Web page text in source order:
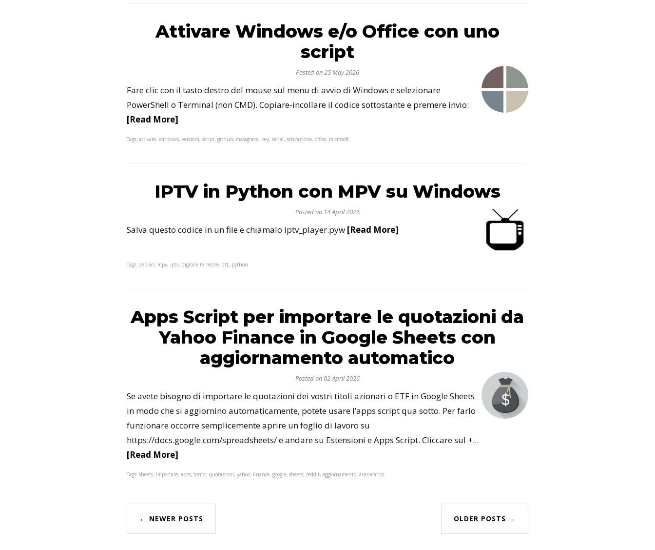
Attivare Windows e/o Office con uno
script
Posted on 25 May 2026
Fare clic con il tasto destro del mouse sul menu di avvio di Windows e selezionare
PowerShell o Terminal (non CMD). Copiare-incollare il codice sottostante e premere invio:
[Read More]
Tags: attivare, windows, versioni, script, github, massgrave, key, serial, attivazione, office, microsoft
IPTV in Python con MPV su Windows
Posted on 14 April 2026
Salva questo codice in un file e chiamalo iptv_player.pyw [Read More]
Tags: debian, mpv, iptv, digitale terrestre, dtt, python
Apps Script per importare le quotazioni da
Yahoo Finance in Google Sheets con
aggiornamento automatico
Posted on 02 April 2026
Se avete bisogno di importare le quotazioni dei vostri titoli azionari o ETF in Google Sheets
in modo che si aggiornino automaticamente, potete usare l’apps script qua sotto. Per farlo
funzionare occorre semplicemente aprire un foglio di lavoro su
https://docs.google.com/spreadsheets/ e andare su Estensioni e Apps Script. Cliccare sul +...
[Read More]
Tags: sheets, importare, apps, script, quotazioni, yahoo, finance, google, sheets, reddit, aggiornamento, automatico
← NEWER POSTS OLDER POSTS →